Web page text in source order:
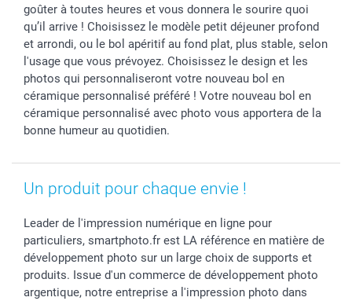
Vacances
goûter à toutes heures et vous donnera le sourire quoi
qu’il arrive ! Choisissez le modèle petit déjeuner profond
et arrondi, ou le bol apéritif au fond plat, plus stable, selon
l'usage que vous prévoyez. Choisissez le design et les
photos qui personnaliseront votre nouveau bol en
céramique personnalisé préféré ! Votre nouveau bol en
céramique personnalisé avec photo vous apportera de la
bonne humeur au quotidien.
Un produit pour chaque envie !
Leader de l'impression numérique en ligne pour
particuliers, smartphoto.fr est LA référence en matière de
développement photo sur un large choix de supports et
produits. Issue d'un commerce de développement photo
argentique, notre entreprise a l'impression photo dans